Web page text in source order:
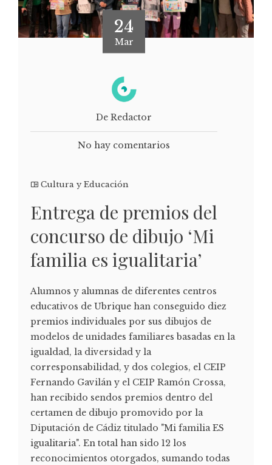
24
Mar
De Redactor
No hay comentarios
Cultura y Educación
Entrega de premios del
concurso de dibujo ‘Mi
familia es igualitaria’
Alumnos y alumnas de diferentes centros
educativos de Ubrique han conseguido diez
premios individuales por sus dibujos de
modelos de unidades familiares basadas en la
igualdad, la diversidad y la
corresponsabilidad, y dos colegios, el CEIP
Fernando Gavilán y el CEIP Ramón Crossa,
han recibido sendos premios dentro del
certamen de dibujo promovido por la
Diputación de Cádiz titulado "Mi familia ES
igualitaria". En total han sido 12 los
reconocimientos otorgados, sumando todas